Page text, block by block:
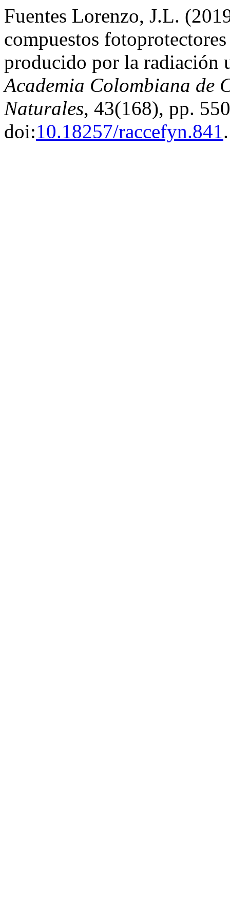
Fuentes Lorenzo, J.L.
compuestos
producido por la radiación
Academia Colombiana de
Naturales, 43(168), pp.
doi:10.18257/raccefyn.841.